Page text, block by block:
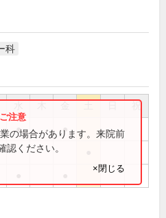
科
祝
● ●
の場合があります。来院前
認ください。
×閉じる